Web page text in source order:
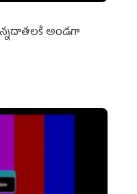
అండగా